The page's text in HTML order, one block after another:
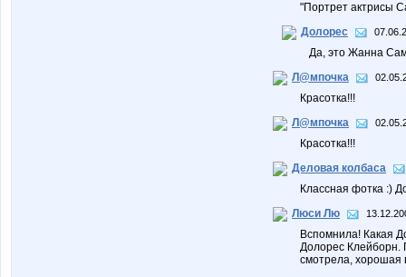
"Портрет актрисы
Долорес
Да, это Жанна
Л@мпочка
Красотка!!!
Л@мпочка
Красотка!!!
Деловая колбаса
Классная фотка :)
Люси Лю
Вспомнила! Какая
Долорес Клейборн.
смотрела, хорошая